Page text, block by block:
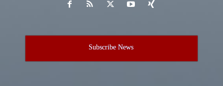
Subscribe News